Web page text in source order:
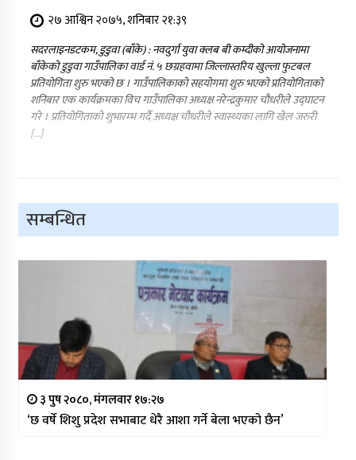
२७ आश्विन २०७५, शनिबार २१:३९
सदरलाइनडटकम, डुडुवा (बाँके) : नवदुर्गा युवा क्लब बी कम्दीको आयोजनामा
बाँकेको डुडुवा गाउँपालिका वार्ड नं. ५ छग्रहवामा जिल्लास्तरिय खुल्ला फुटबल
प्रतियोगिता शुरु भएको छ । गाउँपालिकाको सहयोगमा शुरु भएको प्रतियोगिताको
शनिबार एक कार्यक्रमका विच गाउँपालिका अध्यक्ष नरेन्द्रकुमार चौधरीले उद्घाटन
गरे । प्रतियोगिताको शुभारम्भ गर्दै अध्यक्ष चौधरीले स्वास्थ्यका लागि खेल जरुरी
[…]
सम्बन्धित
३ पुष २०८०, मंगलवार १७:२७
‘छ वर्षे शिशु प्रदेश सभाबाट धेरै आशा गर्ने बेला भएको छैन’